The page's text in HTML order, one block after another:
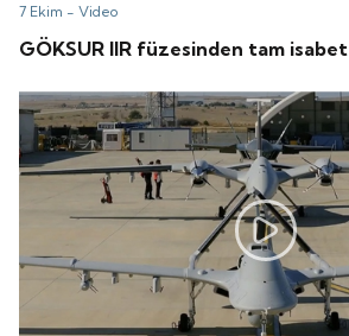
7 Ekim -Video
GÖKSUR IIR füzesinden tam isabet